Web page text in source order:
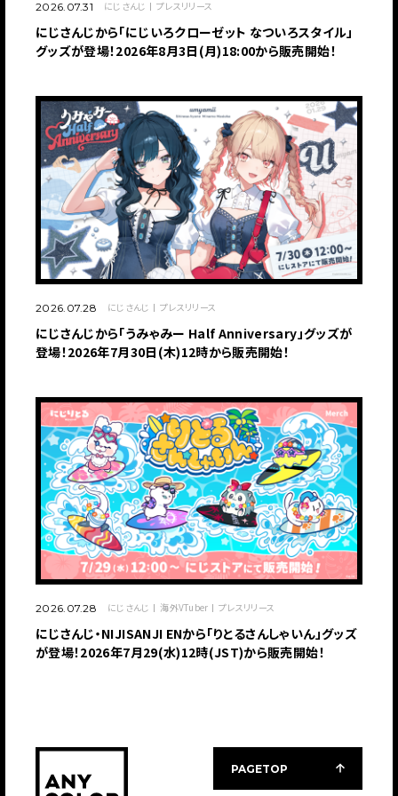
2026.07.31 にじさんじ プレスリリース
にじさんじから「にじいろクローゼット なついろスタイル」
グッズが登場！2026年8月3日(月)18:00から販売開始！
2026.07.28 にじさんじ プレスリリース
にじさんじから「うみゃみー Half Anniversary」グッズが
登場！2026年7月30日(木)12時から販売開始！
2026.07.28 にじさんじ 海外VTuber プレスリリース
にじさんじ・NIJISANJI ENから「りとるさんしゃいん」グッズ
が登場！2026年7月29(水)12時(JST)から販売開始！
PAGETOP